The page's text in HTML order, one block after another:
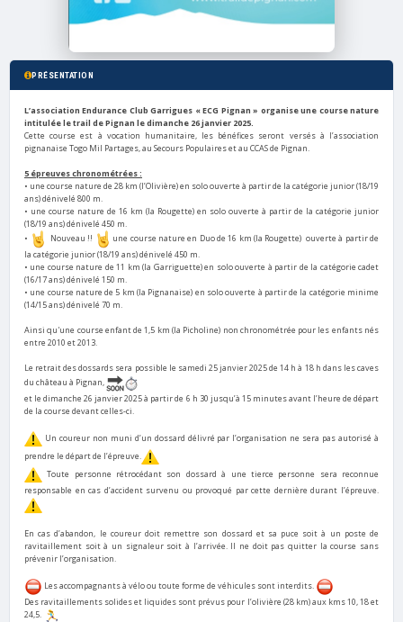
PRÉSENTATION
L’association Endurance Club Garrigues « ECG Pignan » organise une course nature
intitulée le trail de Pignan le dimanche 26 janvier 2025.
Cette course est à vocation humanitaire, les bénéfices seront versés à l’association
pignanaise Togo Mil Partages, au Secours Populaires et au CCAS de Pignan.
5 épreuves chronométrées :
• une course nature de 28 km (l’Olivière) en solo ouverte à partir de la catégorie junior (18/19
ans) dénivelé 800 m.
• une course nature de 16 km (la Rougette) en solo ouverte à partir de la catégorie junior
(18/19 ans) dénivelé 450 m.
•
Nouveau !!
une course nature en Duo de 16 km (la Rougette) ouverte à partir de
la catégorie junior (18/19 ans) dénivelé 450 m.
• une course nature de 11 km (la Garriguette) en solo ouverte à partir de la catégorie cadet
(16/17 ans) dénivelé 150 m.
• une course nature de 5 km (la Pignanaise) en solo ouverte à partir de la catégorie minime
(14/15 ans) dénivelé 70 m.
Ainsi qu'une course enfant de 1,5 km (la Picholine) non chronométrée pour les enfants nés
entre 2010 et 2013.
Le retrait des dossards sera possible le samedi 25 janvier 2025 de 14 h à 18 h dans les caves
du château à Pignan,
et le dimanche 26 janvier 2025 à partir de 6 h 30 jusqu’à 15 minutes avant l’heure de départ
de la course devant celles-ci.
Un coureur non muni d’un dossard délivré par l’organisation ne sera pas autorisé à
prendre le départ de l’épreuve.
Toute personne rétrocédant son dossard à une tierce personne sera reconnue
responsable en cas d’accident survenu ou provoqué par cette dernière durant l’épreuve.
En cas d’abandon, le coureur doit remettre son dossard et sa puce soit à un poste de
ravitaillement soit à un signaleur soit à l’arrivée. Il ne doit pas quitter la course sans
prévenir l’organisation.
Les accompagnants à vélo ou toute forme de véhicules sont interdits.
Des ravitaillements solides et liquides sont prévus pour l’olivière (28 km) aux kms 10, 18 et
24,5.